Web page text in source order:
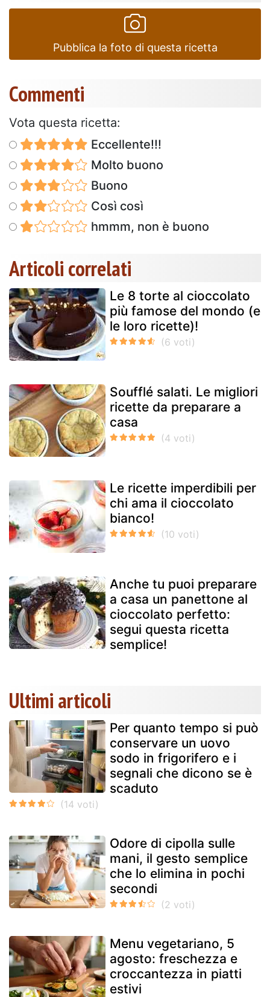
Pubblica la foto di questa ricetta
Commenti
Vota questa ricetta:
Eccellente!!!
Molto buono
Buono
Così così
hmmm, non è buono
Articoli correlati
Le 8 torte al cioccolato
più famose del mondo (e
le loro ricette)!
Soufflé salati. Le migliori
ricette da preparare a
casa
Le ricette imperdibili per
chi ama il cioccolato
bianco!
Anche tu puoi preparare
a casa un panettone al
cioccolato perfetto:
segui questa ricetta
semplice!
Ultimi articoli
Per quanto tempo si può
conservare un uovo
sodo in frigorifero e i
segnali che dicono se è
scaduto
Odore di cipolla sulle
mani, il gesto semplice
che lo elimina in pochi
secondi
Menu vegetariano, 5
agosto: freschezza e
croccantezza in piatti
estivi